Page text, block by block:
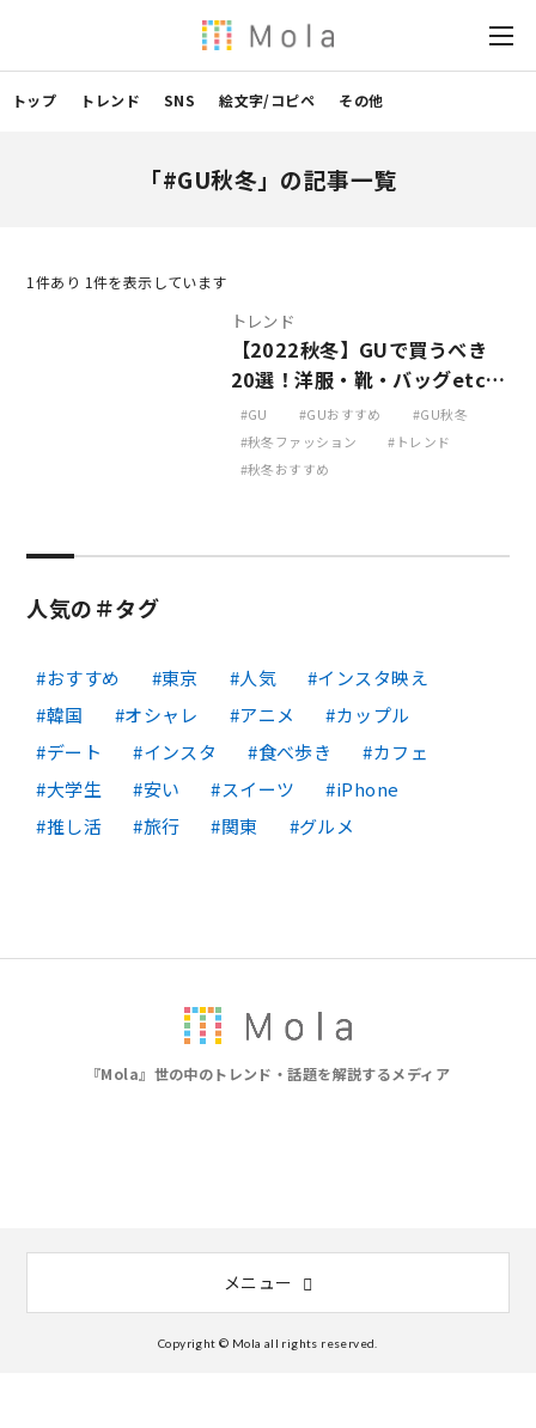
トップ トレンド SNS 絵文字/コピペ その他
「#GU秋冬」の記事一覧
1 件あり 1件を表示しています
トレンド
【2022秋冬】GUで買うべき
20選！洋服・靴・バッグetc…
GU GUおすすめ
GU秋冬
秋冬ファッション
トレンド
秋冬おすすめ
人気の＃タグ
おすすめ 東京 人気
インスタ映え
韓国
オシャレ アニメ
カップル
デート
インスタ 食べ歩き
カフェ
大学生
安い スイーツ
iPhone
推し活
旅行 関東 グルメ
『Mola』世の中のトレンド・話題を解説するメディア
メニュー
Copyright © Mola all rights reserved.